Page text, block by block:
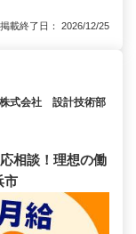
載終了日： 2026/12/25
株式会社 設計技術部
相談！理想の働
市